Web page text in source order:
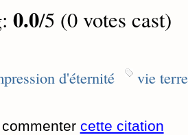
0.0/5 (0 votes cast)
d'éternité vie
cette citation